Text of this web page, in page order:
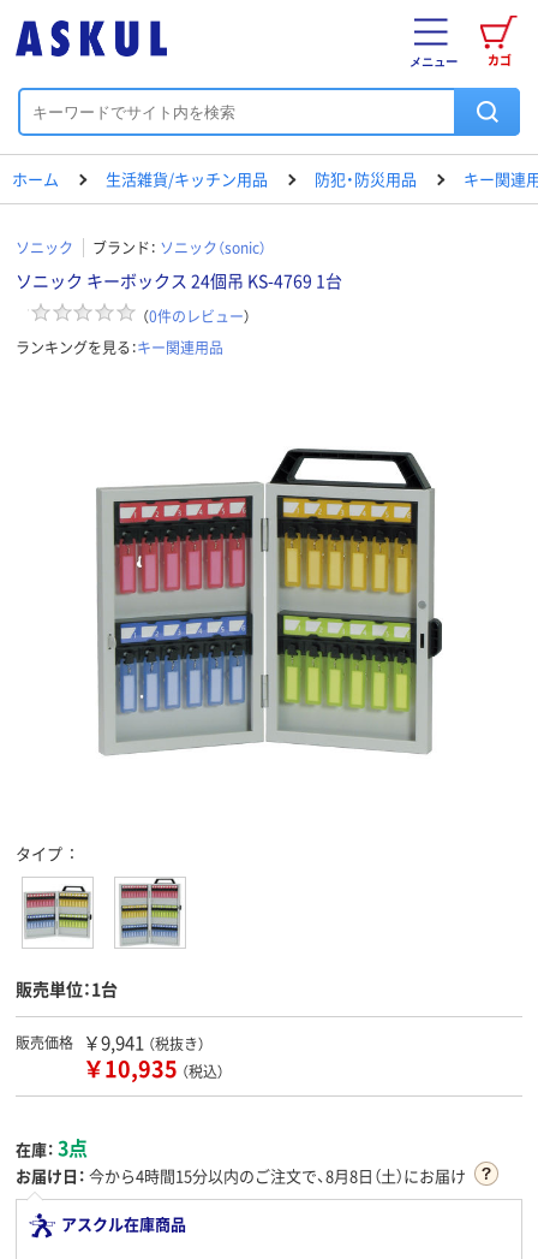
カゴ
メニュー
ホーム 生活雑貨/キッチン用品 防犯・防災用品 キー関連
ソニック ブランド： ソニック（sonic）
ソニック キーボックス 24個吊 KS-4769 1台
（0件のレビュー）
ランキングを見る：キー関連用品
タイプ
販売単位：1台
販売価格 ￥9,941 （税抜き）
￥10,935 （税込）
在庫： 3点
お届け日： 今から4時間15分以内のご注文で、8月8日（土）にお届け
アスクル在庫商品